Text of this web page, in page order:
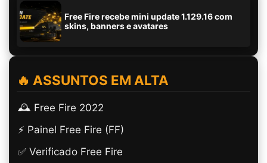
Free Fire recebe mini update 1.129.16 com
skins, banners e avatares
🔥 ASSUNTOS EM ALTA
🕰️ Free Fire 2022
⚡ Painel Free Fire (FF)
✅ Verificado Free Fire